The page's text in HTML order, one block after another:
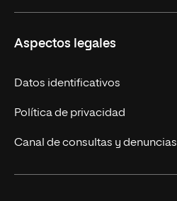
Másteres Europeos
Cursos Europeos
Títulos Americanos
Alianza Newman
Nuestros alumnos
Únete a nosotros
Actualidad
Solicita información
Aspectos legales
Datos identificativos
Política de privacidad
Canal de consultas y denuncias